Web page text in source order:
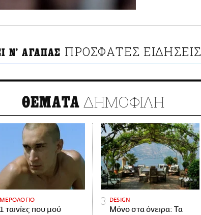
Ν’ ΑΓΑΠΑΣ ΠΡΟΣΦΑΤΕΣ ΕΙΔΗΣΕΙΣ
ΘΕΜΑΤΑ ΔΗΜΟΦΙΛΗ
ταινίες που μού
DESIGN
Μόνο στα όνειρα: Τα